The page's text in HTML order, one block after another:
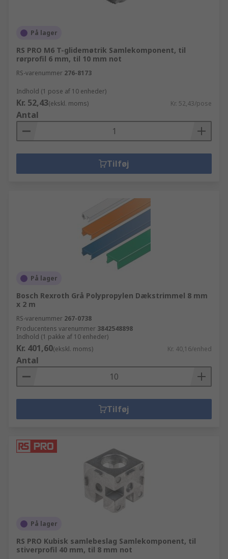
På lager
RS PRO M6 T-glidemøtrik Samlekomponent, til
rørprofil 6 mm, til 10 mm not
RS-varenummer 276-8173
Indhold (1 pose af 10 enheder)
Kr. 52,43(ekskl. moms) Kr. 52,43/pose
Antal
Tilføj
På lager
Bosch Rexroth Grå Polypropylen Dækstrimmel 8 mm
x 2 m
RS-varenummer 267-0738
Producentens varenummer 3842548898
Indhold (1 pakke af 10 enheder)
Kr. 401,60(ekskl. moms) Kr. 40,16/enhed
Antal
Tilføj
På lager
RS PRO Kubisk samlebeslag Samlekomponent, til
stiverprofil 40 mm, til 8 mm not